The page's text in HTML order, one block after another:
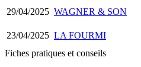
29/04/2025 WAGNER & SON
23/04/2025 LA FOURMI
Fiches pratiques et conseils